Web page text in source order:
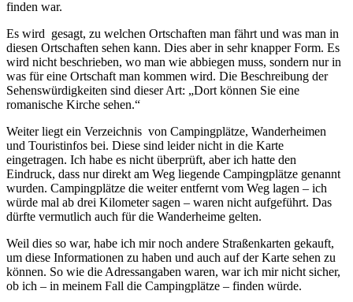
finden war.
Es wird gesagt, zu welchen Ortschaften man fährt und was man in
diesen Ortschaften sehen kann. Dies aber in sehr knapper Form. Es
wird nicht beschrieben, wo man wie abbiegen muss, sondern nur in
was für eine Ortschaft man kommen wird. Die Beschreibung der
Sehenswürdigkeiten sind dieser Art: „Dort können Sie eine
romanische Kirche sehen.“
Weiter liegt ein Verzeichnis von Campingplätze, Wanderheimen
und Touristinfos bei. Diese sind leider nicht in die Karte
eingetragen. Ich habe es nicht überprüft, aber ich hatte den
Eindruck, dass nur direkt am Weg liegende Campingplätze genannt
wurden. Campingplätze die weiter entfernt vom Weg lagen – ich
würde mal ab drei Kilometer sagen – waren nicht aufgeführt. Das
dürfte vermutlich auch für die Wanderheime gelten.
Weil dies so war, habe ich mir noch andere Straßenkarten gekauft,
um diese Informationen zu haben und auch auf der Karte sehen zu
können. So wie die Adressangaben waren, war ich mir nicht sicher,
ob ich – in meinem Fall die Campingplätze – finden würde.